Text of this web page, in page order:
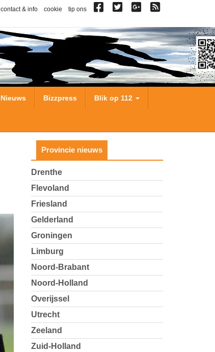
contact & info cookie tip ons
Nieuws Bizzpress Blik op 112
Provincie nieuws
Drenthe
Flevoland
Friesland
Gelderland
Groningen
Limburg
Noord-Brabant
Noord-Holland
Overijssel
Utrecht
Zeeland
Zuid-Holland